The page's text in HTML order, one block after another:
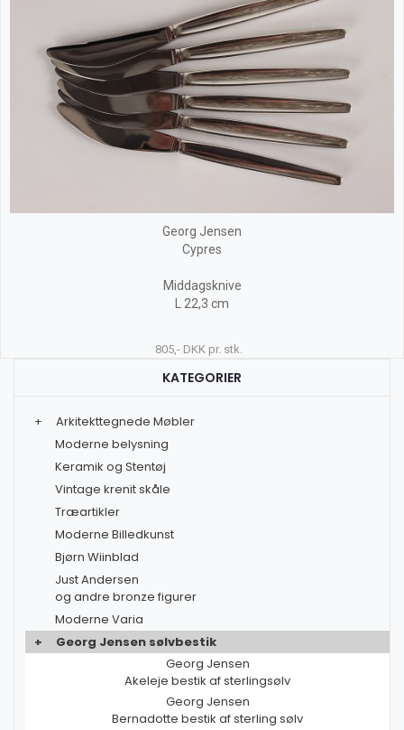
Georg Jensen
Cypres
Middagsknive
L 22,3 cm
805,- DKK pr. stk.
KATEGORIER
+
Arkitekttegnede Møbler
Moderne belysning
Keramik og Stentøj
Vintage krenit skåle
Træartikler
Moderne Billedkunst
Bjørn Wiinblad
Just Andersen
og andre bronze figurer
Moderne Varia
+
Georg Jensen sølvbestik
Georg Jensen
Akeleje bestik af sterlingsølv
Georg Jensen
Bernadotte bestik af sterling sølv